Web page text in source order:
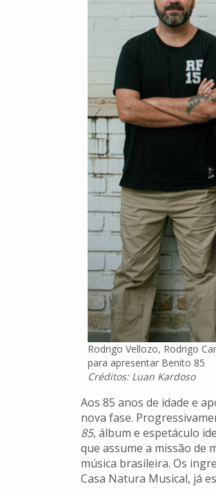
Rodrigo Vellozo, Rodrigo
para apresentar Benito 85
Créditos: Luan Kardoso
Aos 85 anos de idade e
nova fase.
85, álbum e espetáculo
que assume a missão de
música brasileira. Os
Casa Natura Musical, já